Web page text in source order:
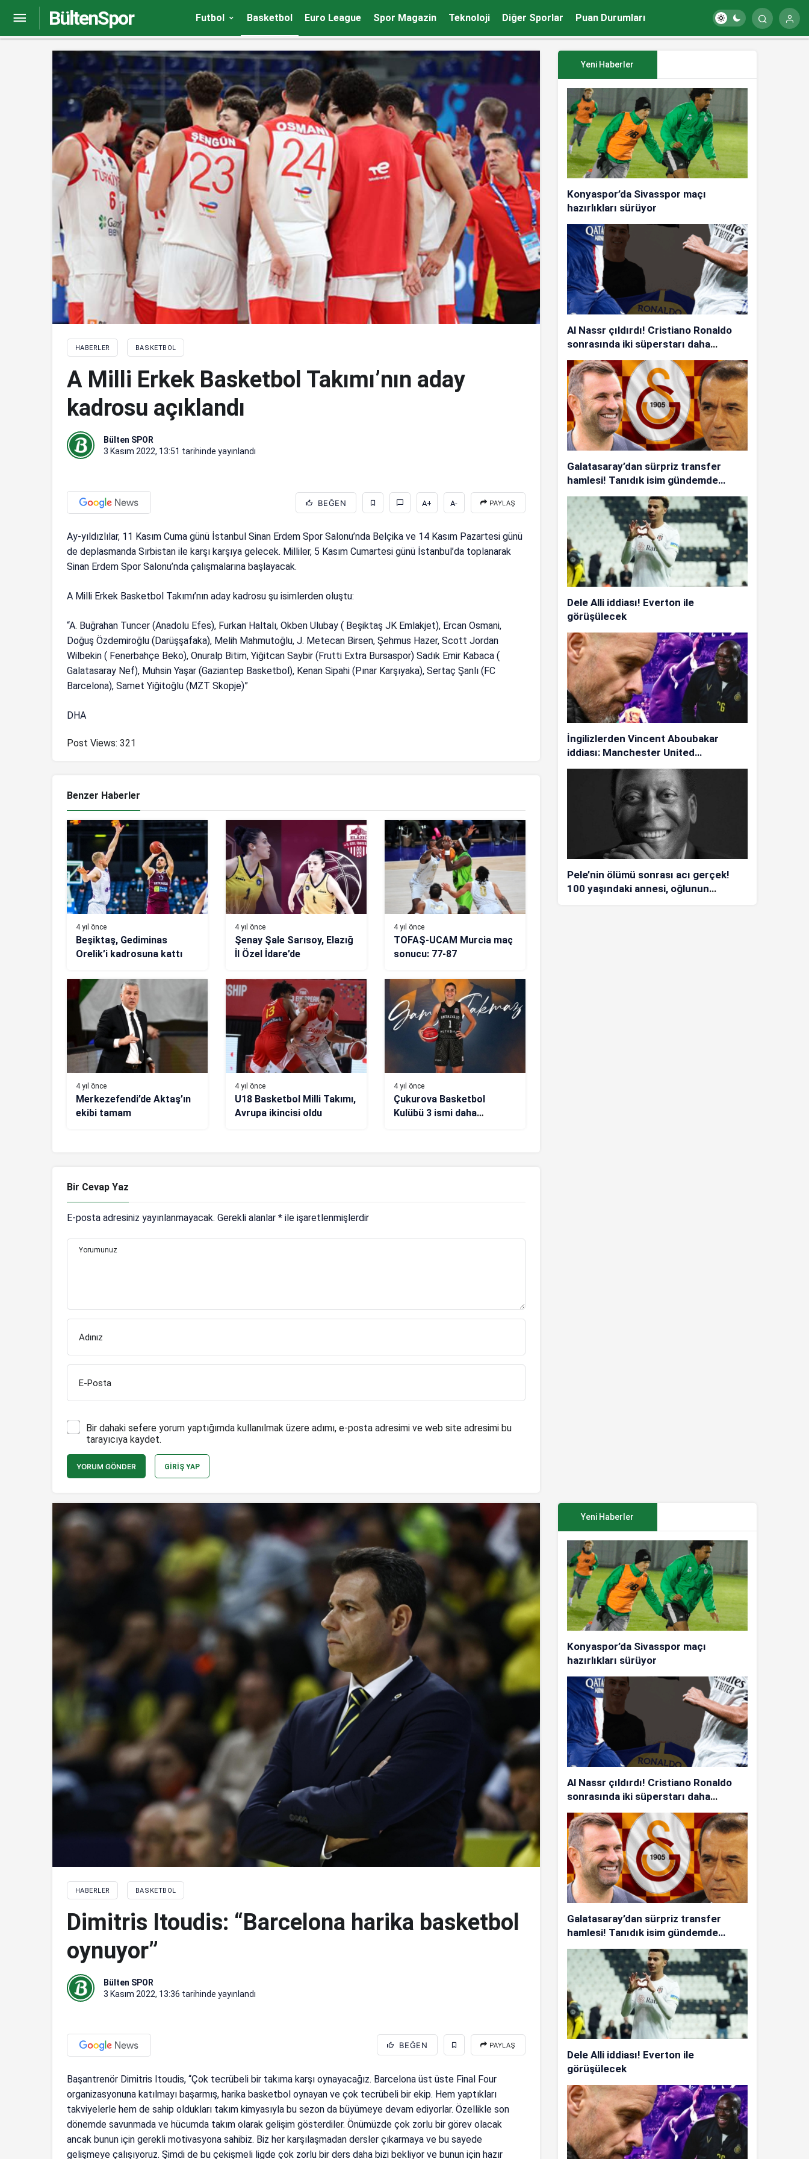
BültenSpor Futbol Basketbol Euro League Spor Magazin Teknoloji Diğer Sporlar Puan Durumları
HABERLER BASKETBOL
A Milli Erkek Basketbol Takımı’nın aday
kadrosu açıklandı
Bülten SPOR
3 Kasım 2022, 13:51 tarihinde yayınlandı
BEĞEN A+ A- PAYLAŞ
Ay-yıldızlılar, 11 Kasım Cuma günü İstanbul Sinan Erdem Spor Salonu’nda Belçika ve 14 Kasım Pazartesi günü
de deplasmanda Sırbistan ile karşı karşıya gelecek. Milliler, 5 Kasım Cumartesi günü İstanbul’da toplanarak
Sinan Erdem Spor Salonu’nda çalışmalarına başlayacak.
A Milli Erkek Basketbol Takımı’nın aday kadrosu şu isimlerden oluştu:
“A. Buğrahan Tuncer (Anadolu Efes), Furkan Haltalı, Okben Ulubay ( Beşiktaş JK Emlakjet), Ercan Osmani,
Doğuş Özdemiroğlu (Darüşşafaka), Melih Mahmutoğlu, J. Metecan Birsen, Şehmus Hazer, Scott Jordan
Wilbekin ( Fenerbahçe Beko), Onuralp Bitim, Yiğitcan Saybir (Frutti Extra Bursaspor) Sadık Emir Kabaca (
Galatasaray Nef), Muhsin Yaşar (Gaziantep Basketbol), Kenan Sipahi (Pınar Karşıyaka), Sertaç Şanlı (FC
Barcelona), Samet Yiğitoğlu (MZT Skopje)”
DHA
Post Views: 321
Benzer Haberler
4 yıl önce
Beşiktaş, Gediminas
Orelik’i kadrosuna kattı
4 yıl önce
Şenay Şale Sarısoy, Elazığ
İl Özel İdare’de
4 yıl önce
TOFAŞ-UCAM Murcia maç
sonucu: 77-87
4 yıl önce
Merkezefendi’de Aktaş’ın
ekibi tamam
4 yıl önce
U18 Basketbol Milli Takımı,
Avrupa ikincisi oldu
4 yıl önce
Çukurova Basketbol
Kulübü 3 ismi daha
Bir Cevap Yaz
E-posta adresiniz yayınlanmayacak. Gerekli alanlar * ile işaretlenmişlerdir
Yorumunuz
Adınız
E-Posta
Bir dahaki sefere yorum yaptığımda kullanılmak üzere adımı, e-posta adresimi ve web site adresimi bu
tarayıcıya kaydet.
YORUM GÖNDER GIRIŞ YAP
Yeni Haberler
Konyaspor’da Sivasspor maçı
hazırlıkları sürüyor
Al Nassr çıldırdı! Cristiano Ronaldo
sonrasında iki süperstarı daha
istiyorlar…
Galatasaray’dan sürpriz transfer
hamlesi! Tanıdık isim gündemde…
Dele Alli iddiası! Everton ile
görüşülecek
İngilizlerden Vincent Aboubakar
iddiası: Manchester United…
Pele’nin ölümü sonrası acı gerçek!
100 yaşındaki annesi, oğlunun
HABERLER BASKETBOL
Dimitris Itoudis: “Barcelona harika basketbol
oynuyor”
Bülten SPOR
3 Kasım 2022, 13:36 tarihinde yayınlandı
BEĞEN PAYLAŞ
Başantrenör Dimitris Itoudis, “Çok tecrübeli bir takıma karşı oynayacağız. Barcelona üst üste Final Four
organizasyonuna katılmayı başarmış, harika basketbol oynayan ve çok tecrübeli bir ekip. Hem yaptıkları
takviyelerle hem de sahip oldukları takım kimyasıyla bu sezon da büyümeye devam ediyorlar. Özellikle son
dönemde savunmada ve hücumda takım olarak gelişim gösterdiler. Önümüzde çok zorlu bir görev olacak
ancak bunun için gerekli motivasyona sahibiz. Biz her karşılaşmadan dersler çıkarmaya ve bu sayede
gelişmeye çalışıyoruz. Şimdi de bu çekişmeli ligde çok zorlu bir ders daha bizi bekliyor ve bunun için hazır
Dimitris Itoudis: “Barcelona harika basketbol oynuyor”
Yeni Haberler
Konyaspor’da Sivasspor maçı
hazırlıkları sürüyor
Al Nassr çıldırdı! Cristiano Ronaldo
sonrasında iki süperstarı daha
istiyorlar…
Galatasaray’dan sürpriz transfer
hamlesi! Tanıdık isim gündemde…
Dele Alli iddiası! Everton ile
görüşülecek